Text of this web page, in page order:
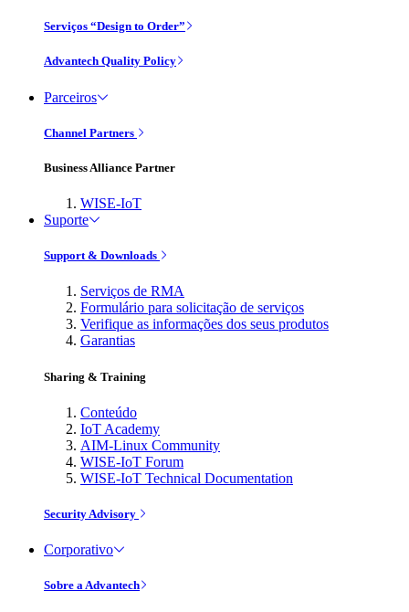
Serviços “Design to Order”
Advantech Quality Policy
Parceiros
Channel Partners
Business Alliance Partner
WISE-IoT
Suporte
Support & Downloads
Serviços de RMA
Formulário para solicitação de serviços
Verifique as informações dos seus produtos
Garantias
Sharing & Training
Conteúdo
IoT Academy
AIM-Linux Community
WISE-IoT Forum
WISE-IoT Technical Documentation
Security Advisory
Corporativo
Sobre a Advantech